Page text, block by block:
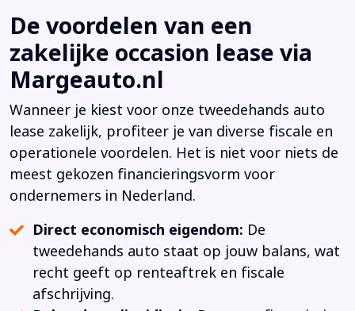
De voordelen van een
zakelijke occasion lease via
Margeauto.nl
Wanneer je kiest voor onze tweedehands auto
lease zakelijk, profiteer je van diverse fiscale en
operationele voordelen. Het is niet voor niets de
meest gekozen financieringsvorm voor
ondernemers in Nederland.
Direct economisch eigendom: De
tweedehands auto staat op jouw balans, wat
recht geeft op renteaftrek en fiscale
afschrijving.